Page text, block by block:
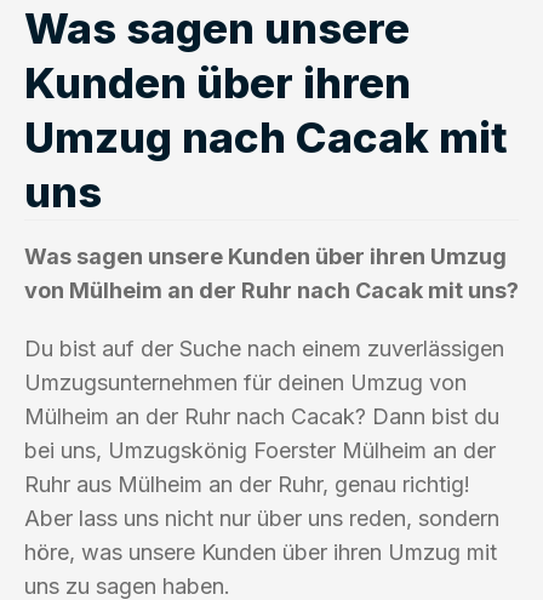
Was sagen unsere
Kunden über ihren
Umzug nach Cacak mit
uns
Was sagen unsere Kunden über ihren Umzug
von Mülheim an der Ruhr nach Cacak mit uns?
Du bist auf der Suche nach einem zuverlässigen
Umzugsunternehmen für deinen Umzug von
Mülheim an der Ruhr nach Cacak? Dann bist du
bei uns, Umzugskönig Foerster Mülheim an der
Ruhr aus Mülheim an der Ruhr, genau richtig!
Aber lass uns nicht nur über uns reden, sondern
höre, was unsere Kunden über ihren Umzug mit
uns zu sagen haben.